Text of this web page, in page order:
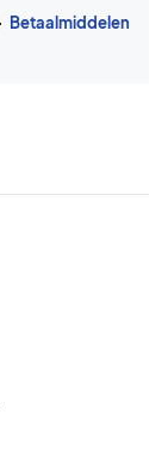
Betaalmiddelen